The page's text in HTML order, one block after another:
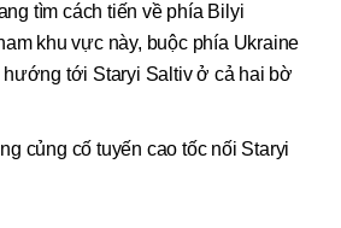
tìm cách tiến về phía Bilyi
khu vực này, buộc phía Ukraine
tới Staryi Saltiv ở cả hai bờ
củng cố tuyến cao tốc nối Staryi